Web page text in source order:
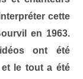
cette
en 1963.
ont été
le tout a été